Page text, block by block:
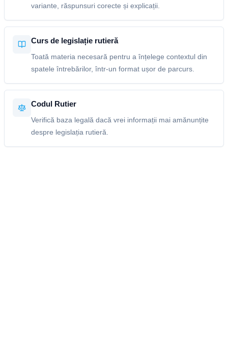
variante, răspunsuri corecte și explicații.
Curs de legislație rutieră
Toată materia necesară pentru a înțelege contextul din
spatele întrebărilor, într-un format ușor de parcurs.
Codul Rutier
Verifică baza legală dacă vrei informații mai amănunțite
despre legislația rutieră.